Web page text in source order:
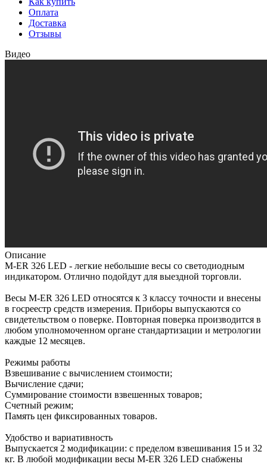
Оплата
Доставка
Отзывы
Видео
Описание
M-ER 326 LED - легкие небольшие весы со светодиодным
индикатором. Отлично подойдут для выездной торговли.
Весы M-ER 326 LED относятся к 3 классу точности и внесены
в госреестр средств измерения. Приборы выпускаются со
свидетельством о поверке. Повторная поверка производится в
любом уполномоченном органе стандартизации и метрологии
каждые 12 месяцев.
Режимы работы
Взвешивание с вычислением стоимости;
Вычисление сдачи;
Суммирование стоимости взвешенных товаров;
Счетный режим;
Память цен фиксированных товаров.
Удобство и вариативность
Выпускается 2 модификации: с пределом взвешивания 15 и 32
кг. В любой модификации весы M-ER 326 LED снабжены